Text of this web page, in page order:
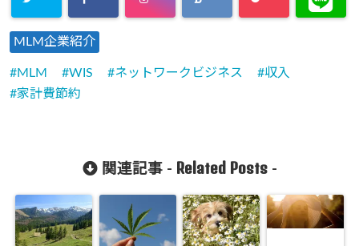
MLM企業紹介
MLM WIS ネットワークビジネス
収入
家計費節約
関連記事 - Related Posts-